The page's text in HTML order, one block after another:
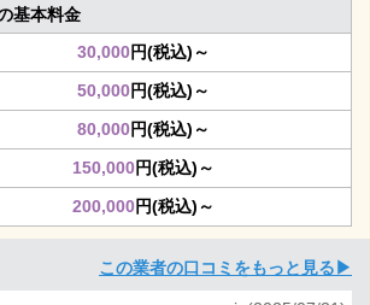
基本料金
30,000円(税込)～
50,000円(税込)～
80,000円(税込)～
150,000円(税込)～
200,000円(税込)～
この業者の口コミをもっと見る▶